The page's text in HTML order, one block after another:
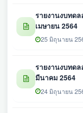
รายงานงบทดล
เมษายน 2564
25 มิถุนายน
รายงานงบทดล
มีนาคม 2564
24 มิถุนายน